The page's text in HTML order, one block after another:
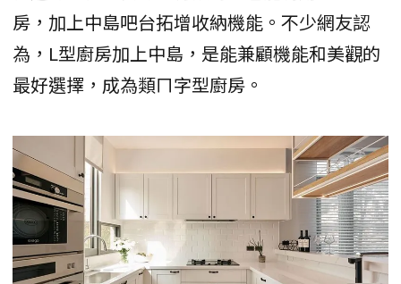
房，加上中島吧台拓增收納機能。不少網友認
為，L型廚房加上中島，是能兼顧機能和美觀的
最好選擇，成為類ㄇ字型廚房。